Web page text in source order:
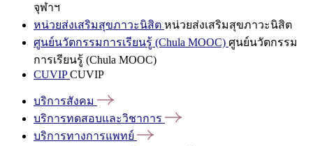
จุฬาฯ
หน่วยส่งเสริมสุขภาวะนิสิต หน่วยส่งเสริมสุขภาวะนิสิต
ศูนย์นวัตกรรมการเรียนรู้ (Chula MOOC) ศูนย์นวัตกรรม
การเรียนรู้ (Chula MOOC)
CUVIPCUVIP
บริการสังคม
บริการทดสอบและวิชาการ
บริการทางการแพทย์